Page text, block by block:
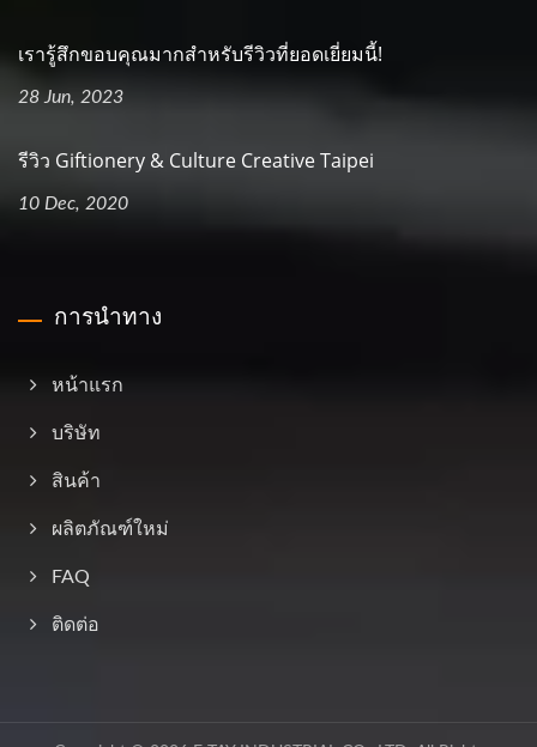
เรารู้สึกขอบคุณมากสำหรับรีวิวที่ยอดเยี่ยมนี้!
28 Jun, 2023
รีวิว Giftionery & Culture Creative Taipei
10 Dec, 2020
การนำทาง
หน้าแรก
บริษัท
สินค้า
ผลิตภัณฑ์ใหม่
FAQ
ติดต่อ